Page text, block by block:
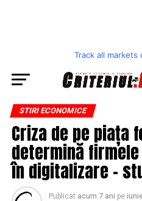
Track all markets
STIRI ECONOMICE
Criza de pe piața
determină
în digitalizare –
Publicat acum 7 ani pe